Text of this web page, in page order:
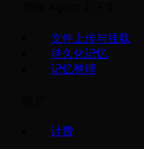
文件上传与挂载
持久化记忆
记忆整理
计费